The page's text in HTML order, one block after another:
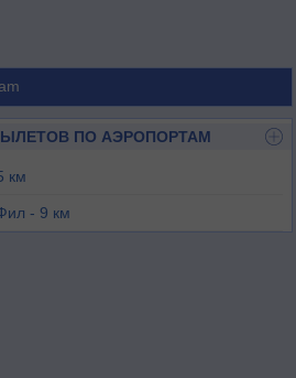
ПО АЭРОПОРТАМ
км
- 9 км